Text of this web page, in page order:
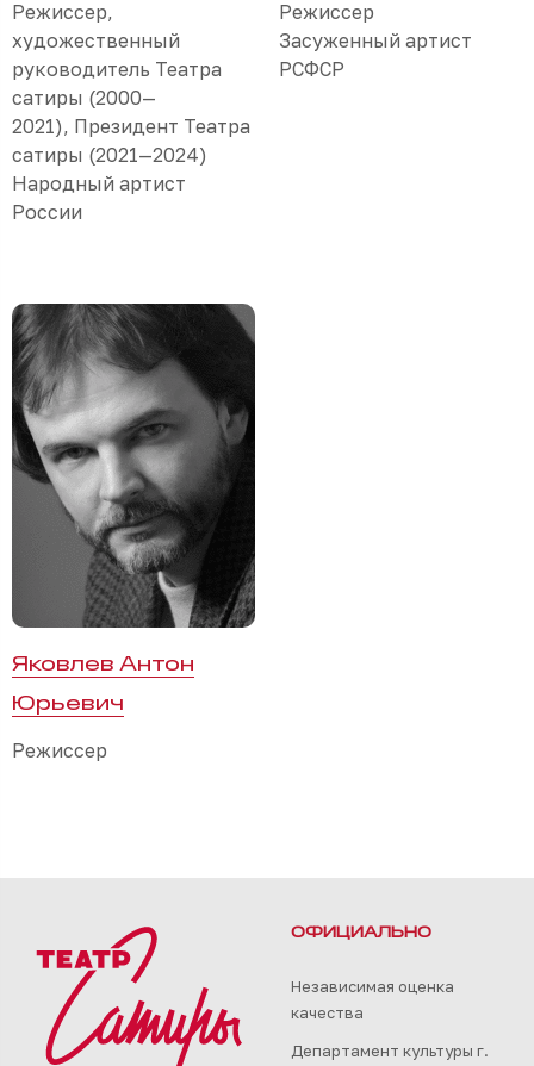
Режиссер,
художественный
руководитель Театра
сатиры (2000—
2021), Президент Театра
сатиры (2021—2024)
Народный артист
России
Режиссер
Засуженный артист
РСФСР
Яковлев Антон
Юрьевич
Режиссер
ОФИЦИАЛЬНО
Независимая оценка
качества
Департамент культуры г.